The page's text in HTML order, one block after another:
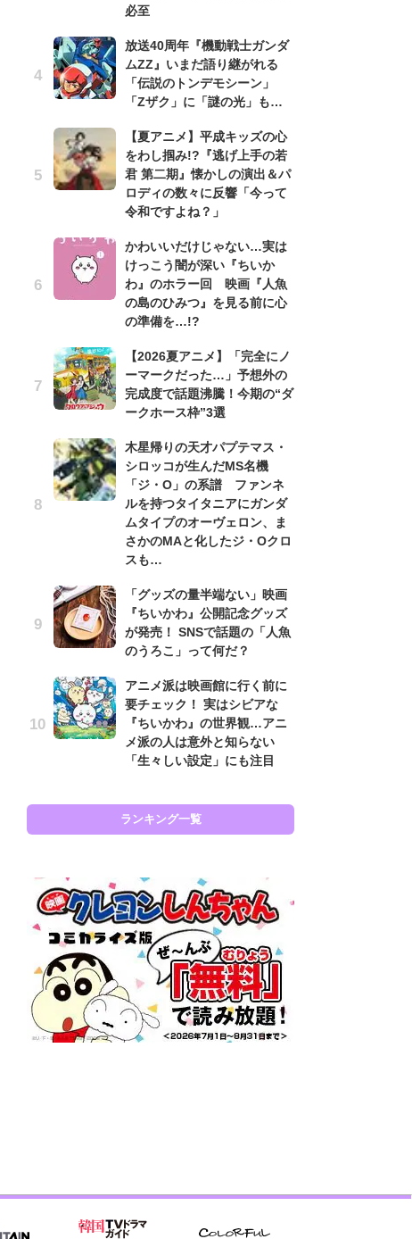
必至
放送40周年『機動戦士ガンダ
ムZZ』いまだ語り継がれる
「伝説のトンデモシーン」
「Zザク」に「謎の光」も…
【夏アニメ】平成キッズの心
をわし掴み!?『逃げ上手の若
君 第二期』懐かしの演出＆パ
ロディの数々に反響「今って
令和ですよね？」
かわいいだけじゃない…実は
けっこう闇が深い『ちいか
わ』のホラー回 映画『人魚
の島のひみつ』を見る前に心
の準備を…!?
【2026夏アニメ】「完全にノ
ーマークだった…」予想外の
完成度で話題沸騰！今期の“ダ
ークホース枠”3選
木星帰りの天才パプテマス・
シロッコが生んだMS名機
「ジ・O」の系譜 ファンネ
ルを持つタイタニアにガンダ
ムタイプのオーヴェロン、ま
さかのMAと化したジ・Oクロ
スも…
「グッズの量半端ない」映画
『ちいかわ』公開記念グッズ
が発売！ SNSで話題の「人魚
のうろこ」って何だ？
アニメ派は映画館に行く前に
要チェック！ 実はシビアな
『ちいかわ』の世界観…アニ
メ派の人は意外と知らない
「生々しい設定」にも注目
ランキング一覧